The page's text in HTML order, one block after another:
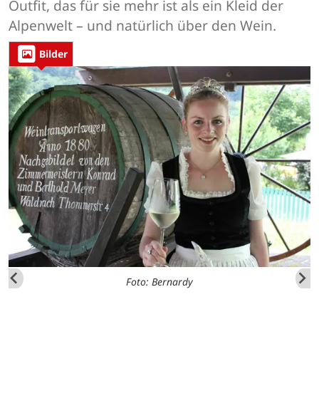
Outfit, das für sie mehr ist als ein Kleid der
Alpenwelt – und natürlich über den Wein.
Bilder
Foto: Bernardy